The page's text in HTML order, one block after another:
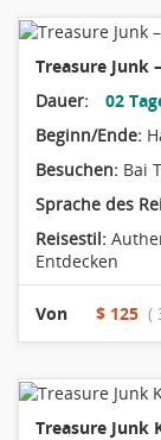
Treasure Junk
Dauer:
02
Beginn/Ende:
Besuchen: Bai
Sprache des
Reisestil:
Entdecken
Von $ 125 (
Treasure Junk